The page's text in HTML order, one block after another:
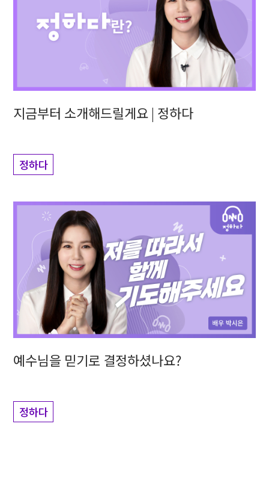
지금부터 소개해드릴게요 | 정하다
정하다
예수님을 믿기로 결정하셨나요?
정하다